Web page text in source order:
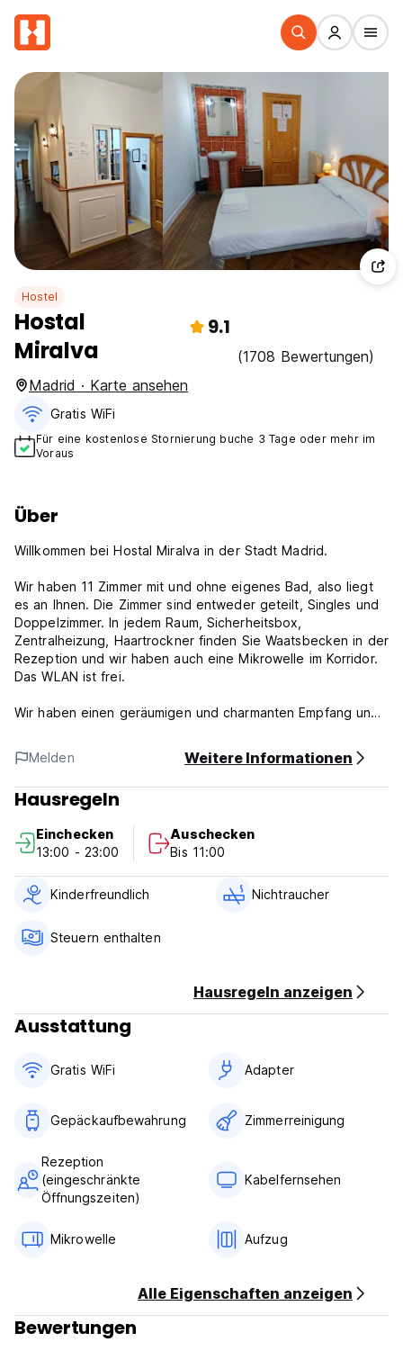
Hostel
Hostal
Miralva
9.1
(1708 Bewertungen)
Madrid · Karte ansehen
Gratis WiFi
Für eine kostenlose Stornierung buche 3 Tage oder mehr im
Voraus
Über
Willkommen bei Hostal Miralva in der Stadt Madrid.
Wir haben 11 Zimmer mit und ohne eigenes Bad, also liegt
es an Ihnen. Die Zimmer sind entweder geteilt, Singles und
Doppelzimmer. In jedem Raum, Sicherheitsbox,
Zentralheizung, Haartrockner finden Sie Waatsbecken in der
Rezeption und wir haben auch eine Mikrowelle im Korridor.
Das WLAN ist frei.
Wir haben einen geräumigen und charmanten Empfang und
Die Hostal Miralva liegt nur wenige Gehminuten von den
wichtigsten Orten im Herzen von Madrid wie Puerta del Sol,
In unserer Straße finden Sie zwei Supermärkte.
Alle wichtigen Kreditkarten akzeptiert. (Auto-translated from
Melden Weitere Informationen
Hausregeln
Einchecken
13:00 - 23:00
Auschecken
Bis 11:00
Kinderfreundlich Nichtraucher
Steuern enthalten
Hausregeln anzeigen
Ausstattung
Gratis WiFi Adapter
Gepäckaufbewahrung Zimmerreinigung
Rezeption
(eingeschränkte
Öffnungszeiten)
Kabelfernsehen
Mikrowelle Aufzug
Alle Eigenschaften anzeigen
Bewertungen